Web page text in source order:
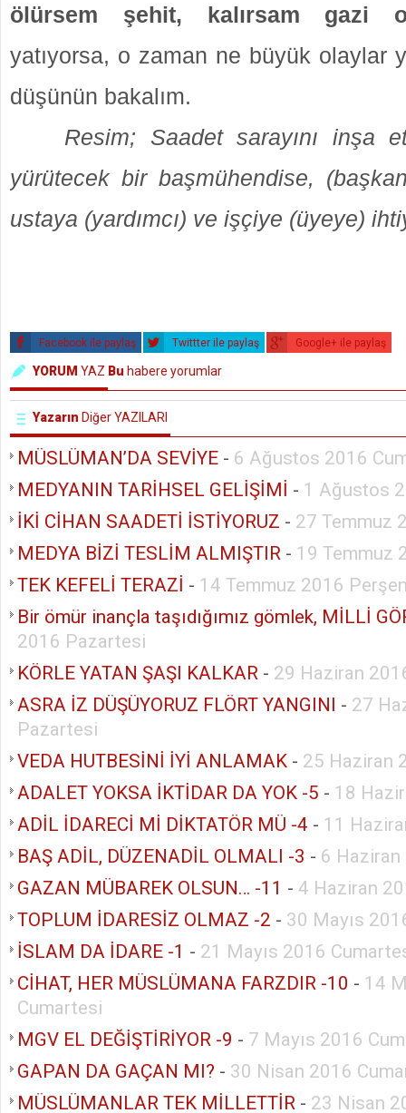
ölürsem şehit, kalırsam gazi
yatıyorsa, o zaman ne büyük olaylar
düşünün bakalım.
Resim; Saadet sarayını inşa
yürütecek bir başmühendise,
ustaya (yardımcı) ve işçiye (üyeye)
Facebook ile paylaş Twittter ile paylaş Google+ ile paylaş
YORUM YAZ Bu habere yorumlar
Yazarın Diğer YAZILARI
MÜSLÜMAN’DA SEVİYE - 6 Ağustos 2016
MEDYANIN TARİHSEL GELİŞİMİ - 1 Ağustos
İKİ CİHAN SAADETİ İSTİYORUZ - 27 Temmuz
MEDYA BİZİ TESLİM ALMIŞTIR - 19 Temmuz
TEK KEFELİ TERAZİ - 14 Temmuz 2016
Bir ömür inançla taşıdığımız gömlek, MİLLİ
2016 Pazartesi
KÖRLE YATAN ŞAŞI KALKAR - 29 Haziran
ASRA İZ DÜŞÜYORUZ FLÖRT YANGINI - 27
Pazartesi
VEDA HUTBESİNİ İYİ ANLAMAK - 25 Haziran
ADALET YOKSA İKTİDAR DA YOK -5 - 18
ADİL İDARECİ Mİ DİKTATÖR MÜ -4 - 11
BAŞ ADİL, DÜZENADİL OLMALI -3 - 6
GAZAN MÜBAREK OLSUN… -11 - 4 Haziran
TOPLUM İDARESİZ OLMAZ -2 - 30 Mayıs
İSLAM DA İDARE -1 - 21 Mayıs 2016
CİHAT, HER MÜSLÜMANA FARZDIR -10 - 14
Cumartesi
MGV EL DEĞİŞTİRİYOR -9 - 7 Mayıs 2016
GAPAN DA GAÇAN MI? - 30 Nisan 2016
MÜSLÜMANLAR TEK MİLLETTİR - 23 Nisan